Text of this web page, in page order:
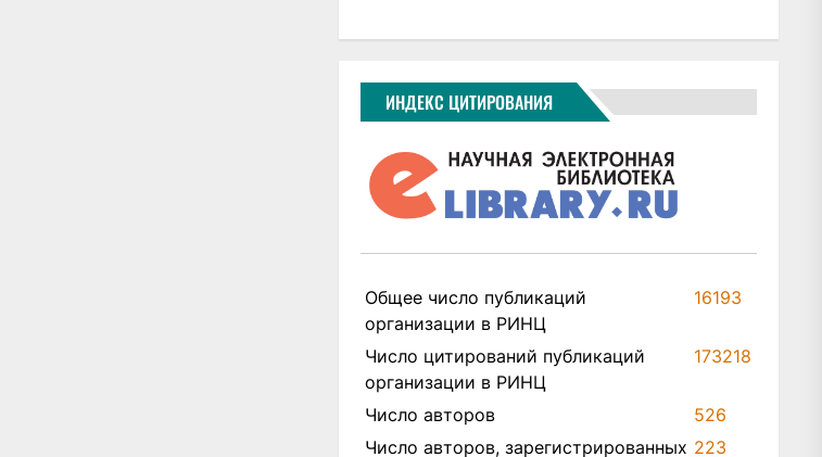
ИНДЕКС ЦИТИРОВАНИЯ
Общее число публикаций
организации в РИНЦ
16193
Число цитирований публикаций
организации в РИНЦ
173218
Число авторов
526
Число авторов, зарегистрированных 223